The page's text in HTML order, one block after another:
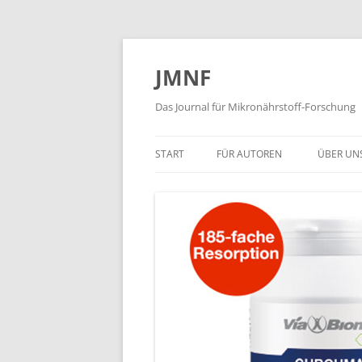
JMNF
Das Journal für Mikronährstoff-Forschung
START FÜR AUTOREN ÜBER